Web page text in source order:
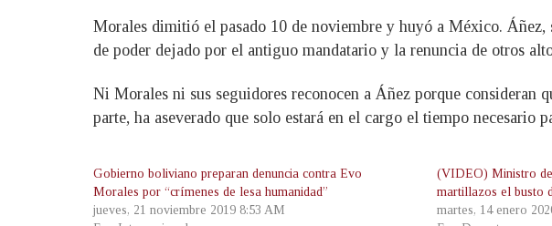
Morales dimitió el pasado 10 de noviembre y huyó a México.
de poder dejado por el antiguo mandatario y la renuncia de otros
Ni Morales ni sus seguidores reconocen a Áñez porque consideran
parte, ha aseverado que solo estará en el cargo el tiempo necesario
Gobierno boliviano preparan denuncia contra Evo
Morales por “crímenes de lesa humanidad”
jueves, 21 noviembre 2019 8:53 AM
(VIDEO) Ministro
martillazos el busto
martes, 14 enero